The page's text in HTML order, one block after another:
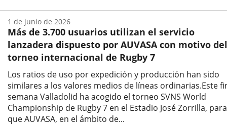
la
noticia
Más de 3.700 usuarios utilizan el servicio
lanzadera dispuesto por AUVASA con motivo del
torneo internacional de Rugby 7
Los ratios de uso por expedición y producción han sido
similares a los valores medios de líneas ordinarias.Este
semana Valladolid ha acogido el torneo SVNS World
Championship de Rugby 7 en el Estadio José Zorrilla,
que AUVASA, en el ámbito de...
1 de junio de 2026